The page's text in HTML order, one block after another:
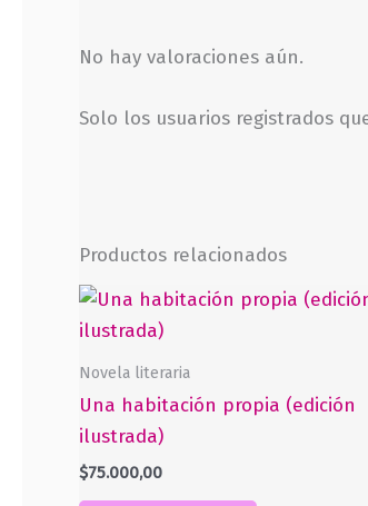
No hay valoraciones aún.
Solo los usuarios registrados
Productos relacionados
Novela literaria
Una habitación propia (edición
ilustrada)
$75.000,00